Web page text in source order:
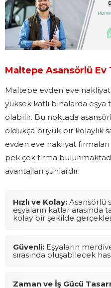
Maltepe Asansörlü Ev
Maltepe evden eve
yüksek katlı binalarda eşya
olabilir. Bu noktada
oldukça büyük bir kolaylık
evden eve nakliyat
pek çok firma
avantajları şunlardır:
Hızlı ve Kolay: Asansörlü
eşyaların katlar arasında
kolay bir şekilde
Güvenli: Eşyaların
sırasında oluşabilecek
Zaman ve İş Gücü